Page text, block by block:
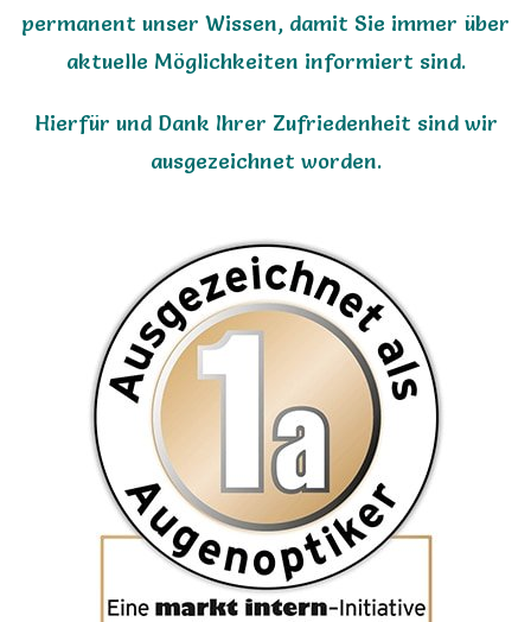
permanent unser Wissen, damit Sie immer über
aktuelle Möglichkeiten informiert sind.
Hierfür und Dank Ihrer Zufriedenheit sind wir
ausgezeichnet worden.